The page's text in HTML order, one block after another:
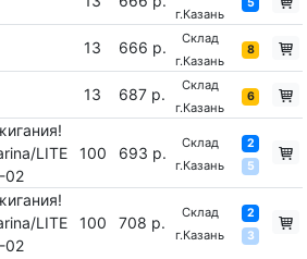
г.Казань
13 666 р.
Склад
г.Казань
8
13 687 р.
Склад
г.Казань
6
LITE
02
100 693 р.
Склад
г.Казань
2
5
LITE
02
100 708 р.
Склад
г.Казань
2
3